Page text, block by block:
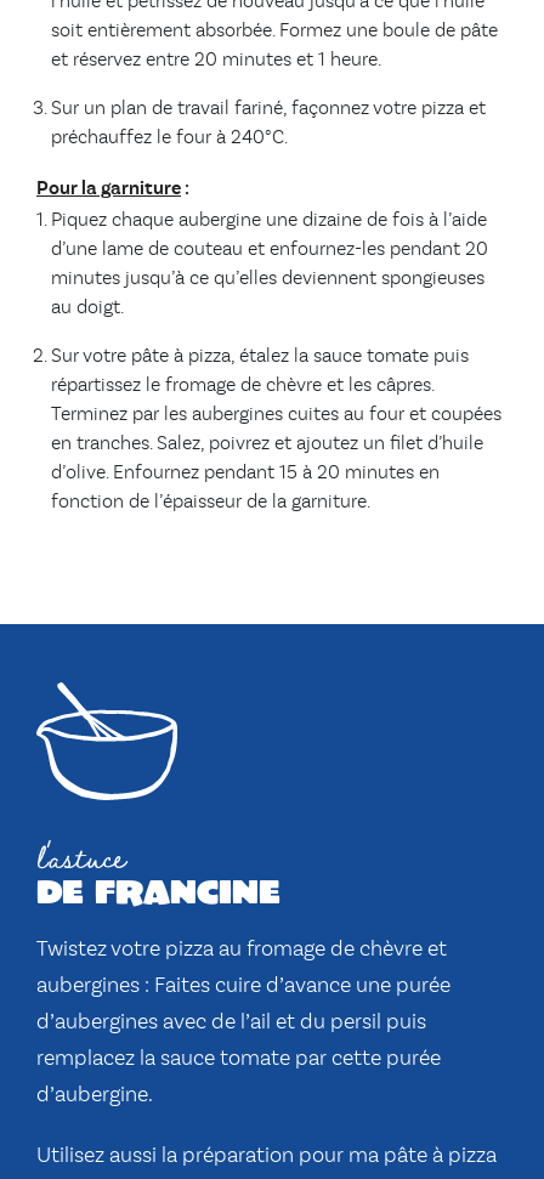
soit entièrement absorbée. Formez une boule de pâte
et réservez entre 20 minutes et 1 heure.
Sur un plan de travail fariné, façonnez votre pizza et
préchauffez le four à 240°C.
Pour la garniture :
Piquez chaque aubergine une dizaine de fois à l’aide
d’une lame de couteau et enfournez-les pendant 20
minutes jusqu’à ce qu’elles deviennent spongieuses
au doigt.
Sur votre pâte à pizza, étalez la sauce tomate puis
répartissez le fromage de chèvre et les câpres.
Terminez par les aubergines cuites au four et coupées
en tranches. Salez, poivrez et ajoutez un filet d’huile
d’olive. Enfournez pendant 15 à 20 minutes en
fonction de l’épaisseur de la garniture.
l'astuce
de francine
Twistez votre pizza au fromage de chèvre et
aubergines : Faites cuire d’avance une purée
d’aubergines avec de l’ail et du persil puis
remplacez la sauce tomate par cette purée
d’aubergine.
Utilisez aussi la préparation pour ma pâte à pizza